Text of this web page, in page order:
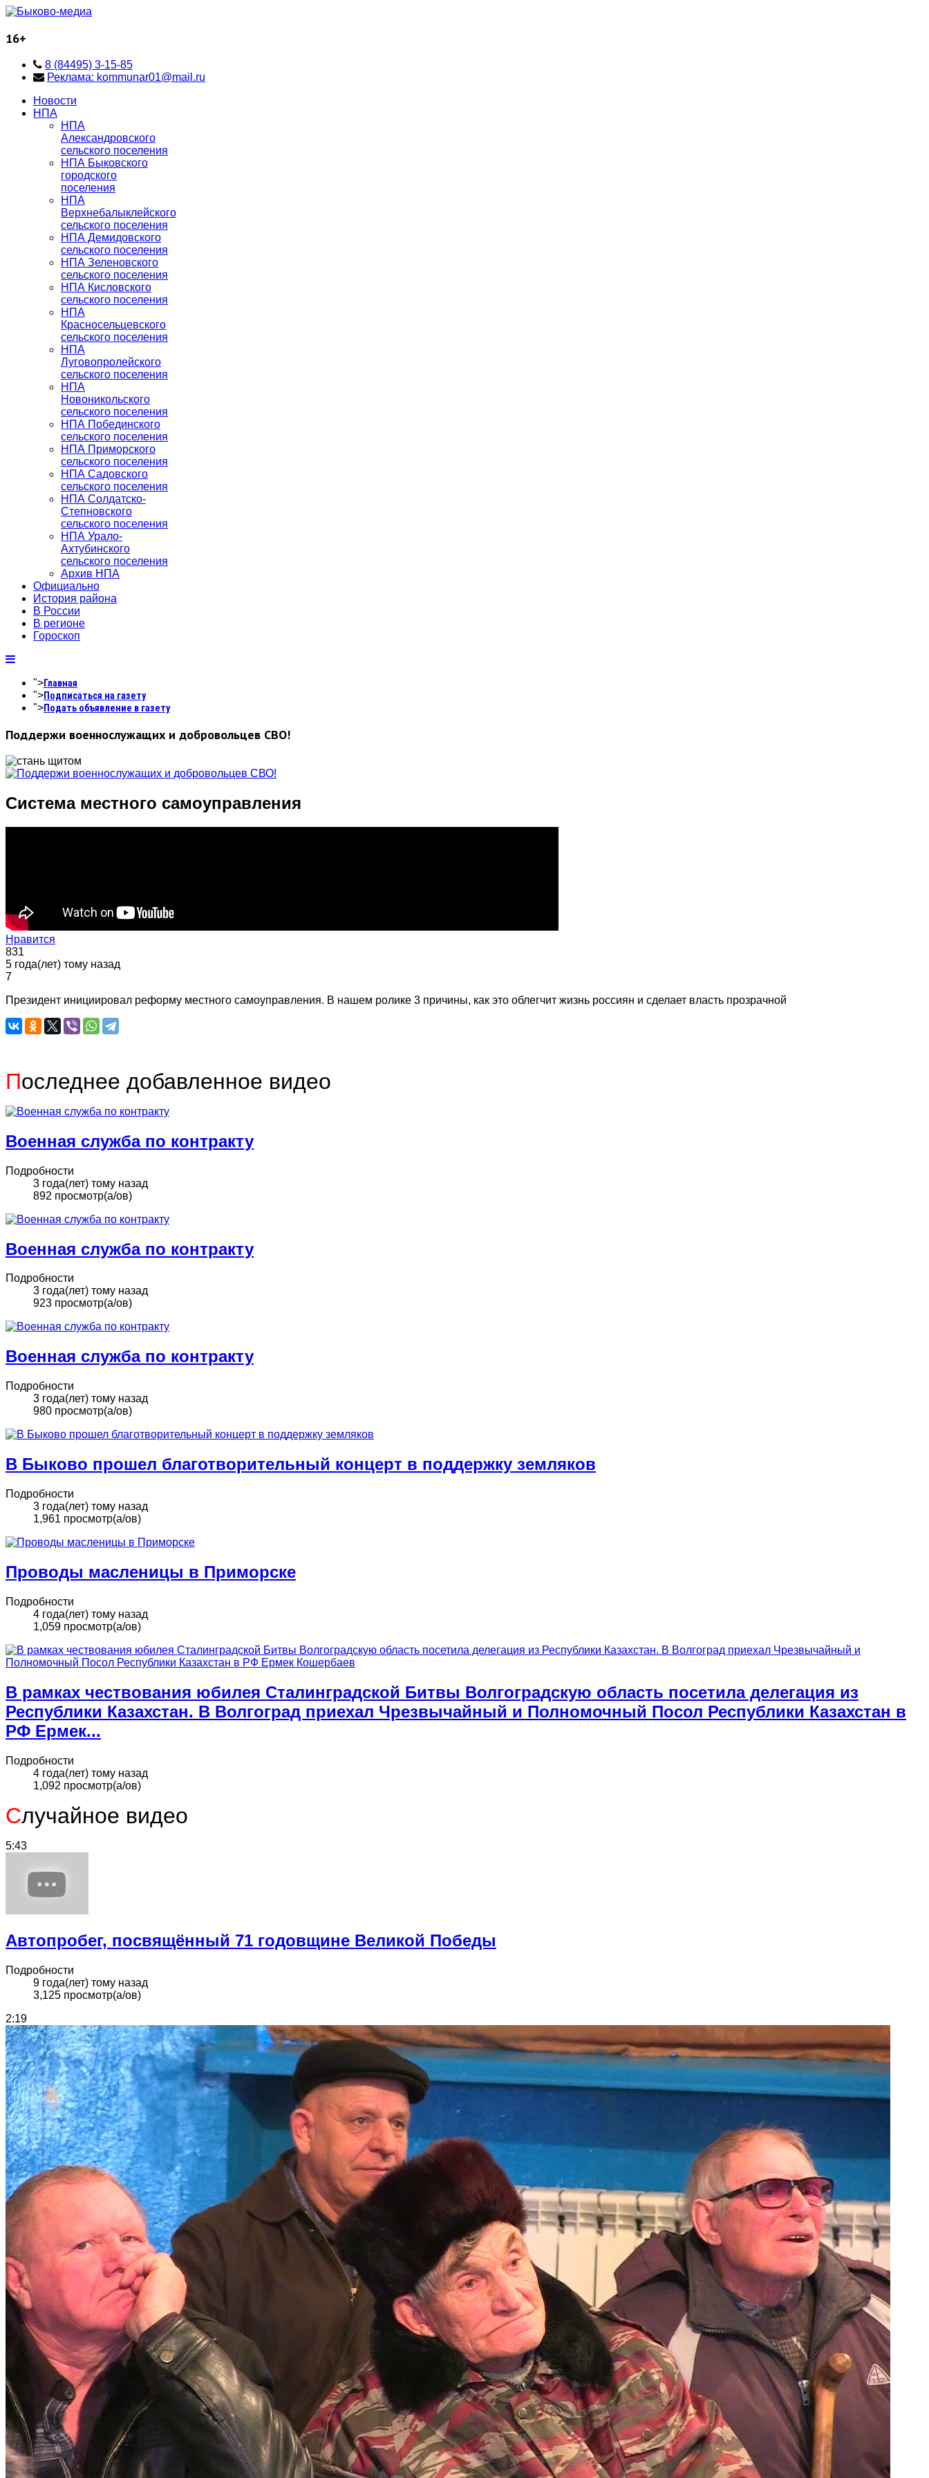
16+
8 (84495) 3-15-85
Реклама: kommunar01@mail.ru
Новости
НПА
НПА
Александровского
сельского поселения
НПА Быковского
городского
поселения
НПА
Верхнебалыклейского
сельского поселения
НПА Демидовского
сельского поселения
НПА Зеленовского
сельского поселения
НПА Кисловского
сельского поселения
НПА
Красносельцевского
сельского поселения
НПА
Луговопролейского
сельского поселения
НПА
Новоникольского
сельского поселения
НПА Побединского
сельского поселения
НПА Приморского
сельского поселения
НПА Садовского
сельского поселения
НПА Солдатско-
Степновского
сельского поселения
НПА Урало-
Ахтубинского
сельского поселения
Архив НПА
Официально
История района
В России
В регионе
Гороскоп
">Главная
">Подписаться на газету
">Подать объявление в газету
Поддержи военнослужащих и добровольцев СВО!
Система местного самоуправления
Нравится
831
5 года(лет) тому назад
7
Президент инициировал реформу местного самоуправления. В нашем ролике 3 причины, как это облегчит жизнь россиян и сделает власть прозрачной
Последнее добавленное видео
Военная служба по контракту
Подробности
3 года(лет) тому назад
892 просмотр(а/ов)
Военная служба по контракту
Подробности
3 года(лет) тому назад
923 просмотр(а/ов)
Военная служба по контракту
Подробности
3 года(лет) тому назад
980 просмотр(а/ов)
В Быково прошел благотворительный концерт в поддержку земляков
Подробности
3 года(лет) тому назад
1,961 просмотр(а/ов)
Проводы масленицы в Приморске
Подробности
4 года(лет) тому назад
1,059 просмотр(а/ов)
В рамках чествования юбилея Сталинградской Битвы Волгоградскую область посетила делегация из
Республики Казахстан. В Волгоград приехал Чрезвычайный и Полномочный Посол Республики Казахстан в
РФ Ермек...
Подробности
4 года(лет) тому назад
1,092 просмотр(а/ов)
Случайное видео
5:43
Автопробег, посвящённый 71 годовщине Великой Победы
Подробности
9 года(лет) тому назад
3,125 просмотр(а/ов)
2:19